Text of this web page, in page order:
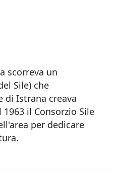
scorreva un
Sile) che
di Istrana creava
il Consorzio Sile
per dedicare